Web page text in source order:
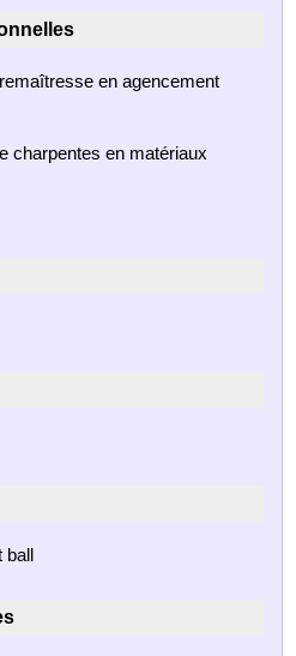
en agencement
charpentes en matériaux
ball